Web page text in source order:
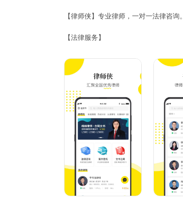
【律师侠】专业律师，一对一法律咨询。
【法律服务】
【文书代写】
1、提供代写婚前协议、婚内协议、企
【法律领域】
1、民事纠纷：财务纠纷、遗产继承纠
2、 交通事故：责任划分、精神损失赔
3、婚姻纠纷：结婚彩礼、子女抚养、
4、劳动纠纷：仲裁、试用期争议、劳
5、债权纠纷：债务纠纷、借贷、借钱
6、侵权纠纷：高空坠物、侵权人过错
【已入驻律师的城市】
北京律师、上海律师、天津律师、深